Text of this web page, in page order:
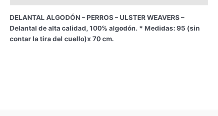
DELANTAL ALGODÓN – PERROS – ULSTER WEAVERS –
Delantal de alta calidad, 100% algodón. * Medidas: 95 (sin
contar la tira del cuello)x 70 cm.